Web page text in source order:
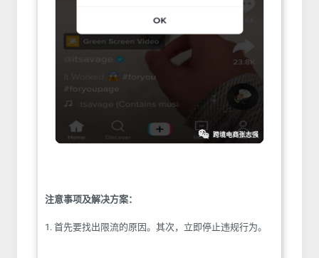
注意事项及解决方案：
1. 首先要找出限流的原因。其次，立即停止违规行为。